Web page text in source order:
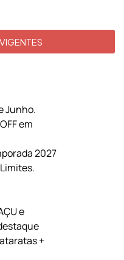
Junho.
em
2027
e
+